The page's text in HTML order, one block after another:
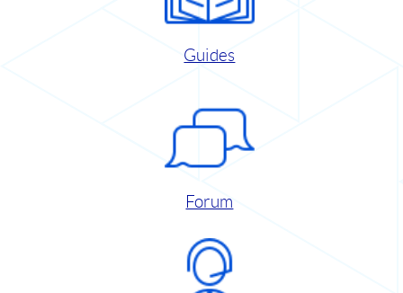
Guides
Forum